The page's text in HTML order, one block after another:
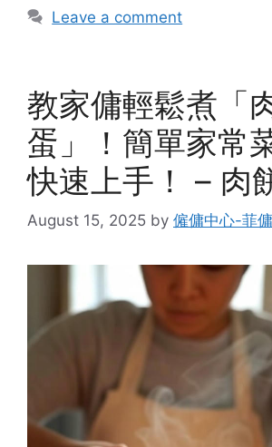
Leave a comment
教家傭輕鬆煮「
蛋」！簡單家常
快速上手！ – 肉
August 15, 2025 by 僱傭中心-菲